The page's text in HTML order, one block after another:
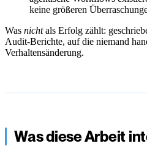
keine größeren
Was nichtals Erfolg zählt:
Audit-Berichte, auf die niemand
Verhaltensänderung.
Was diese Arbeit